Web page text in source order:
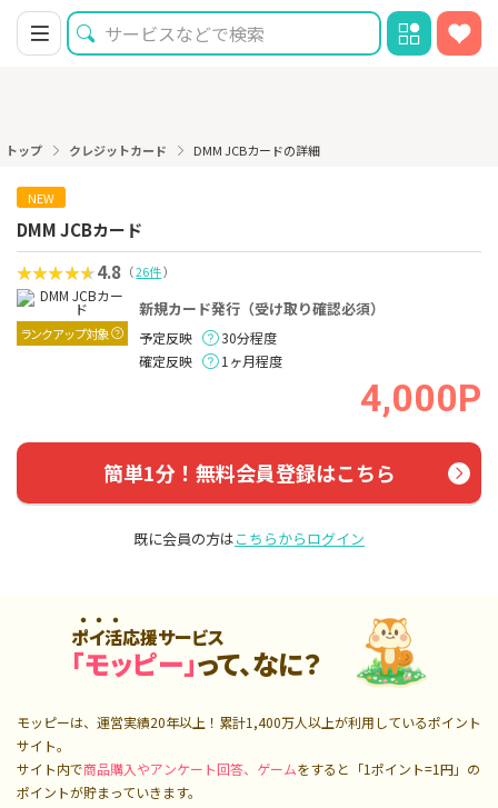
トップ クレジットカード DMM JCBカードの詳細
NEW
DMM JCBカード
4.8 （26件）
ランクアップ対象
新規カード発行（受け取り確認必須）
予定反映
30分程度
確定反映
1ヶ月程度
4,000P
簡単1分！無料会員登録はこちら
既に会員の方はこちらからログイン
ポイ活応援サービス
「モッピー」って、なに？
モッピーは、運営実績20年以上！累計1,400万人以上が利用しているポイント
サイト。
サイト内で商品購入やアンケート回答、ゲームをすると「1ポイント=1円」の
ポイントが貯まっていきます。